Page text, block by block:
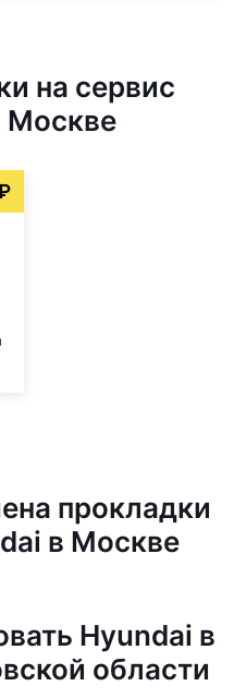
на сервис
Москве
прокладки
в Москве
Hyundai в
области